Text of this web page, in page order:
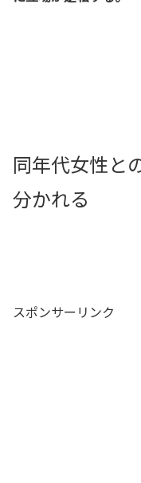
同年代女性と
分かれる
スポンサーリンク